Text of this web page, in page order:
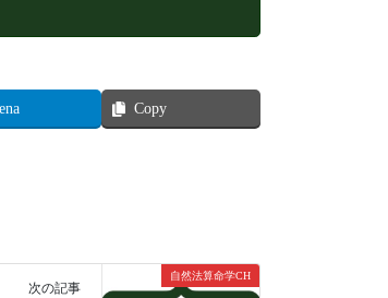
Copy
自然法算命学CH
次の記事